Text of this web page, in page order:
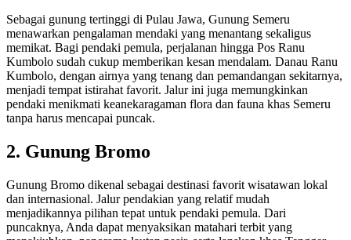
Sebagai gunung tertinggi di Pulau Jawa, Gunung Semeru
menawarkan pengalaman mendaki yang menantang sekaligus
memikat. Bagi pendaki pemula, perjalanan hingga Pos Ranu
Kumbolo sudah cukup memberikan kesan mendalam. Danau Ranu
Kumbolo, dengan airnya yang tenang dan pemandangan sekitarnya,
menjadi tempat istirahat favorit. Jalur ini juga memungkinkan
pendaki menikmati keanekaragaman flora dan fauna khas Semeru
tanpa harus mencapai puncak.
2. Gunung Bromo
Gunung Bromo dikenal sebagai destinasi favorit wisatawan lokal
dan internasional. Jalur pendakian yang relatif mudah
menjadikannya pilihan tepat untuk pendaki pemula. Dari
puncaknya, Anda dapat menyaksikan matahari terbit yang